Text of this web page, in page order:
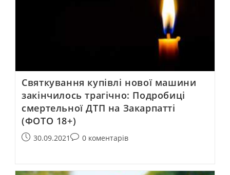
Святкування купівлі нової машини
закінчилось трагічно: Подробиці
смертельної ДТП на Закарпатті
(ФОТО 18+)
30.09.2021 0 коментарів